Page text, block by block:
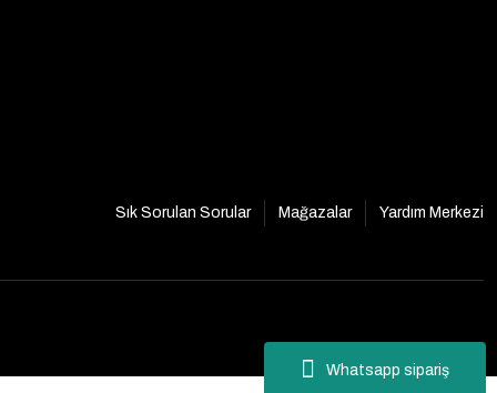
Whatsapp sipariş
Sık Sorulan Sorular
Mağazalar Yardım Merkezi